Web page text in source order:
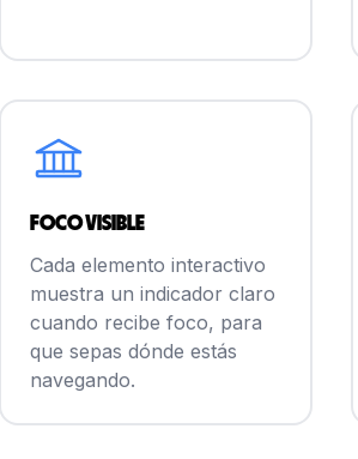
Foco visible
Cada elemento interactivo
muestra un indicador claro
cuando recibe foco, para
que sepas dónde estás
navegando.